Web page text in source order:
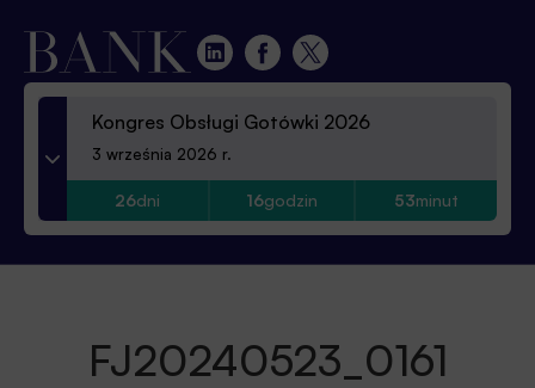
Kongres Obsługi Gotówki 2026
3 września 2026 r.
26dni 16godzin 53minut
FJ20240523_0161